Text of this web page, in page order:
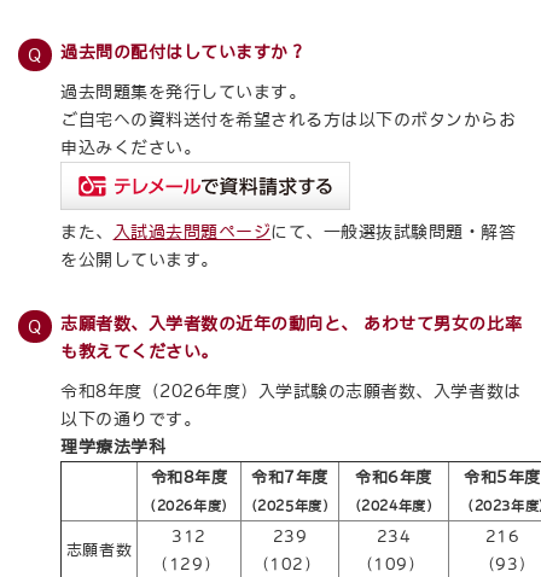
過去問の配付はしていますか？
過去問題集を発行しています。
ご自宅への資料送付を希望される方は以下のボタンからお
申込みください。
また、 入試過去問題ページにて、一般選抜試験問題・解答
を公開しています。
志願者数、入学者数の近年の動向と、 あわせて男女の比率
も教えてください。
令和8年度（2026年度）入学試験の志願者数、入学者数は
以下の通りです。
理学療法学科
令和8年度
（2026年度）
令和7年度
（2025年度）
令和6年度
（2024年度）
令和5年度
（2023年度
志願者数
312
（129）
239
（102）
234
（109）
216
（93)